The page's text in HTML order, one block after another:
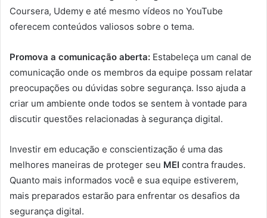
Coursera, Udemy e até mesmo vídeos no YouTube
oferecem conteúdos valiosos sobre o tema.
Promova a comunicação aberta: Estabeleça um canal de
comunicação onde os membros da equipe possam relatar
preocupações ou dúvidas sobre segurança. Isso ajuda a
criar um ambiente onde todos se sentem à vontade para
discutir questões relacionadas à segurança digital.
Investir em educação e conscientização é uma das
melhores maneiras de proteger seu MEI contra fraudes.
Quanto mais informados você e sua equipe estiverem,
mais preparados estarão para enfrentar os desafios da
segurança digital.